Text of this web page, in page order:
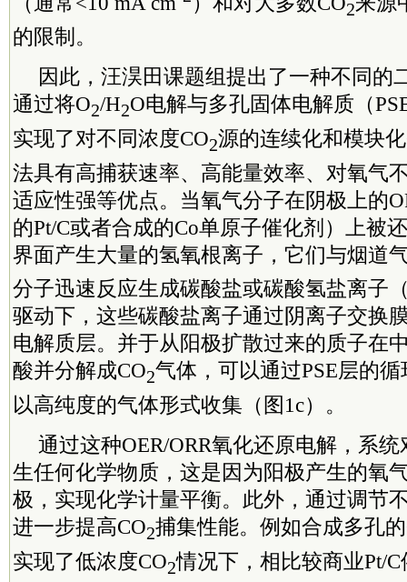
2
的限制。
因此，汪淏田课题组提出了一种不同的
通过将O2/H2O电解与多孔固体电解质（
实现了对不同浓度CO2源的连续化和模块
法具有高捕获速率、高能量效率、对氧气
适应性强等优点。当氧气分子在阴极上的
的Pt/C或者合成的Co单原子催化剂）上被
界面产生大量的氢氧根离子，它们与烟道
分子迅速反应生成碳酸盐或碳酸氢盐离子
驱动下，这些碳酸盐离子通过阴离子交换
电解质层。并于从阳极扩散过来的质子在
酸并分解成CO2气体，可以通过PSE层的
以高纯度的气体形式收集（图1c）。
通过这种OER/ORR氧化还原电解，系
生任何化学物质，这是因为阳极产生的氧
极，实现化学计量平衡。此外，通过调节
进一步提高CO2捕集性能。例如合成多孔
实现了低浓度CO2情况下，相比较商业Pt/